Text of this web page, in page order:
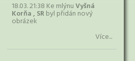
18.03. 21:38 Ke mlýnuVyšná
Korňa , SRbyl přidán nový
obrázek
Více...